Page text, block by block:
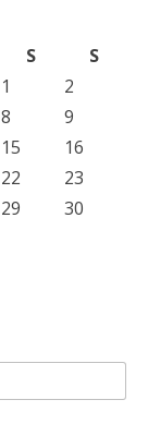
S
S
1
2
8
9
15
16
22
23
29
30